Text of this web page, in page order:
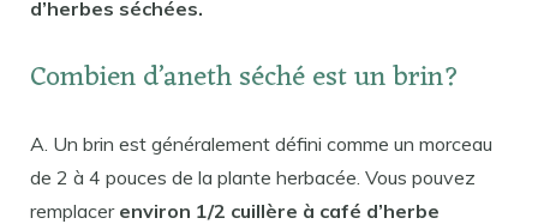
d’herbes séchées.
Combien d’aneth séché est un brin?
A. Un brin est généralement défini comme un morceau
de 2 à 4 pouces de la plante herbacée. Vous pouvez
remplacer environ 1/2 cuillère à café d’herbe